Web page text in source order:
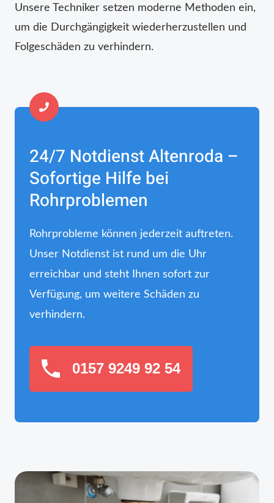
Unsere Techniker setzen moderne Methoden ein,
um die Durchgängigkeit wiederherzustellen und
Folgeschäden zu verhindern.
24/7 Notdienst Altenroda –
Sofortige Hilfe bei
Rohrproblemen
Rohrprobleme können jederzeit auftreten.
Unser Notdienst ist rund um die Uhr
erreichbar und steht Ihnen sofort zur
Verfügung, um weitere Schäden zu
verhindern.
0157 9249 92 54